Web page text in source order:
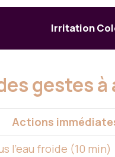
Irritation
gestes
Actions
l’eau froide (10 min)